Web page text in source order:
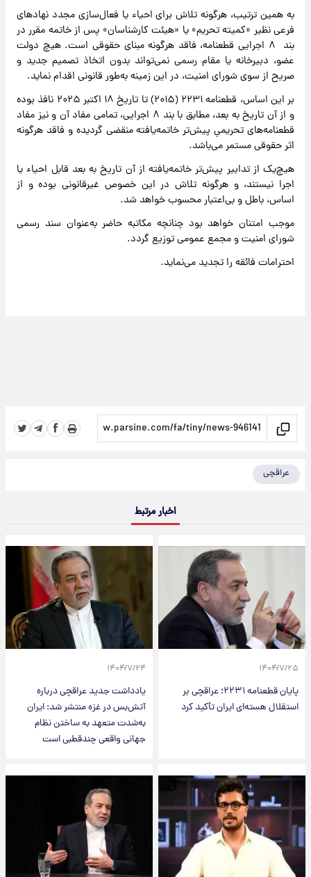
به همین ترتیب، هرگونه تلاش برای احیاء یا فعال‌سازی مجدد نهادهای
فرعی نظیر «کمیته تحریم» یا «هیئت کارشناسان» پس از خاتمه مقرر در
بند ۸ اجرایی قطعنامه، فاقد هرگونه مبنای حقوقی است. هیچ دولت
عضو، دبیرخانه یا مقام رسمی‌ نمی‌تواند بدون اتخاذ تصمیم جدید و
صریح از سوی شورای امنیت، در این زمینه به‌طور قانونی اقدام نماید.
بر این اساس، قطعنامه ۲۲۳۱ (۲۰۱۵) تا تاریخ ۱۸ اکتبر ۲۰۲۵ نافذ بوده
و از آن تاریخ به بعد، مطابق با بند ۸ اجرایی، تمامی مفاد آن و نیز مفاد
قطعنامه‌های تحریمیِ پیش‌تر خاتمه‌یافته منقضی گردیده و فاقد هرگونه
اثر حقوقی مستمر می‌باشد.
هیچ‌یک از تدابیر پیش‌تر خاتمه‌یافته از آن تاریخ به بعد قابل احیاء یا
اجرا نیستند، و هرگونه تلاش در این خصوص غیرقانونی بوده و از
اساس، باطل و بی‌اعتبار محسوب خواهد شد.
موجب امتنان خواهد بود چنانچه مکاتبه حاضر به‌عنوان سند رسمی
شورای امنیت و مجمع عمومی توزیع گردد.
احترامات فائقه را تجدید می‌نماید.
عراقچی
اخبار مرتبط
۱۴۰۴/۷/۲۵
پایان قطعنامه ۲۲۳۱؛ عراقچی بر
استقلال هسته‌ای ایران تأکید کرد
۱۴۰۴/۷/۲۴
یادداشت جدید عراقچی درباره
آتش‌بس در غزه منتشر شد: ایران
به‌شدت متعهد به ساختن نظام
جهانی واقعی چندقطبی است